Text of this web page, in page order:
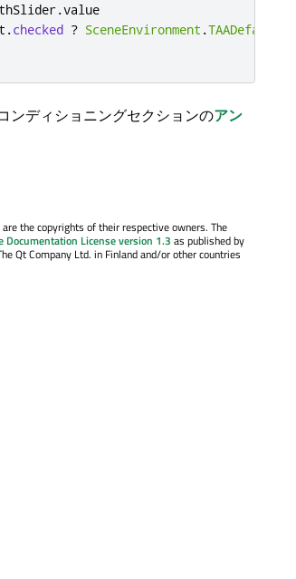
.value
.checked ? SceneEnvironment .TAADefault
ンディショニングセクションのアン
the copyrights of their respective owners. The
Documentation License version 1.3 as published by
Qt Company Ltd. in Finland and/or other countries